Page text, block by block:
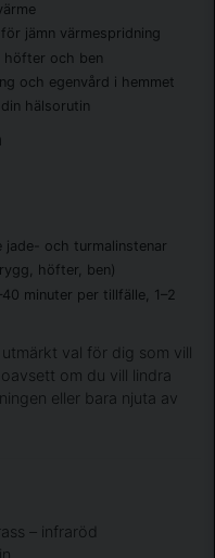
jämn värmespridning
höfter och ben
och egenvård i hemmet
hälsorutin
jade- och turmalinstenar
höfter, ben)
minuter per tillfälle, 1–2
val för dig som vill
om du vill lindra
eller bara njuta av
– infraröd